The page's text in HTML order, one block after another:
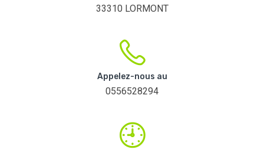
33310 LORMONT
Appelez-nous au
0556528294